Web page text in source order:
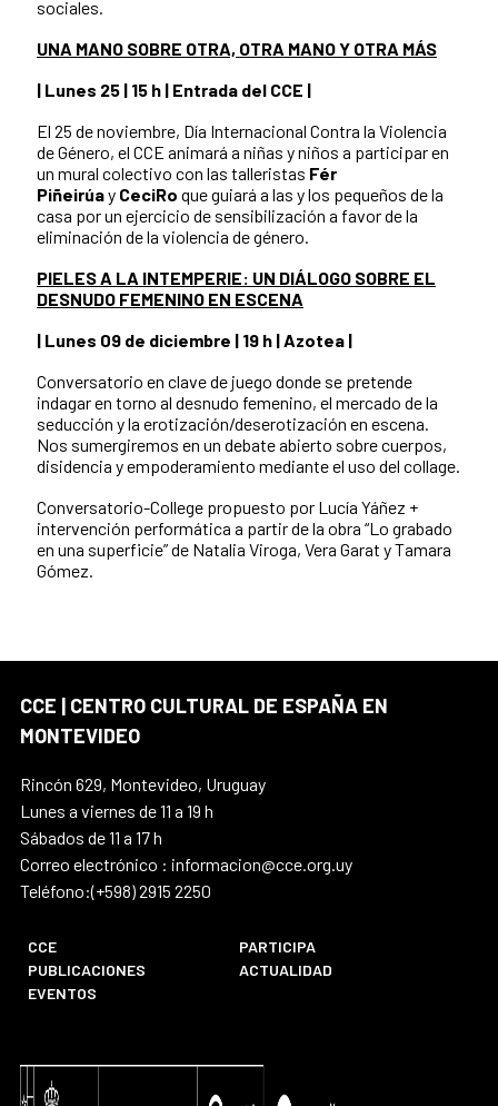
sociales.
UNA MANO SOBRE OTRA, OTRA MANO Y OTRA MÁS
| Lunes 25 | 15 h | Entrada del CCE |
El 25 de noviembre, Día Internacional Contra la Violencia
de Género, el CCE animará a niñas y niños a participar en
un mural colectivo con las talleristas Fér
Piñeirúay CeciRo que guiará a las y los pequeños de la
casa por un ejercicio de sensibilización a favor de la
eliminación de la violencia de género.
PIELES A LA INTEMPERIE: UN DIÁLOGO SOBRE EL
DESNUDO FEMENINO EN ESCENA
| Lunes 09 de diciembre | 19 h | Azotea |
Conversatorio en clave de juego donde se pretende
indagar en torno al desnudo femenino, el mercado de la
seducción y la erotización/deserotización en escena.
Nos sumergiremos en un debate abierto sobre cuerpos,
disidencia y empoderamiento mediante el uso del collage.
Conversatorio-College propuesto por Lucía Yáñez +
intervención performática a partir de la obra “Lo grabado
en una superficie” de Natalia Viroga, Vera Garat y Tamara
Gómez.
CCE | CENTRO CULTURAL DE ESPAÑA EN
MONTEVIDEO
Rincón 629, Montevideo, Uruguay
Lunes a viernes de 11 a 19 h
Sábados de 11 a 17 h
Correo electrónico : informacion@cce.org.uy
Teléfono:(+598) 2915 2250
CCE
PARTICIPA
PUBLICACIONES
ACTUALIDAD
EVENTOS